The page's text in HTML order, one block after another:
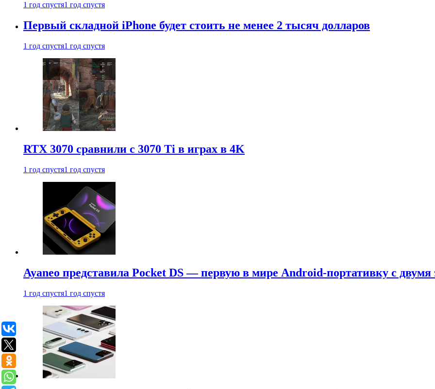
1 год спустя1 год спустя
Первый складной iPhone будет стоить не менее 2 тысяч долларов
1 год спустя1 год спустя
RTX 3070 сравнили с 3070 Ti в играх в 4K
1 год спустя1 год спустя
Ayaneo представила Pocket DS — первую в мире Android-портативку с двумя
1 год спустя1 год спустя